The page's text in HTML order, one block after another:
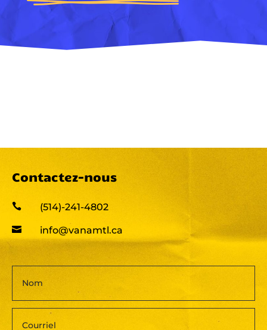
Contactez-nous
 (514)-241-4802
 info@vanamtl.ca